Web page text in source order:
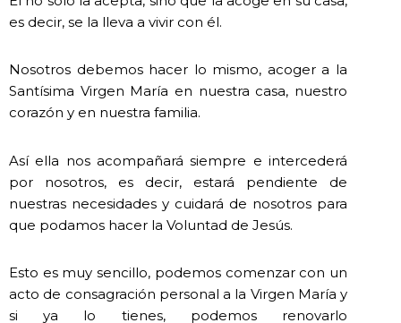
es decir, se la lleva a vivir con él.
Nosotros debemos hacer lo mismo, acoger a la
Santísima Virgen María en nuestra casa, nuestro
corazón y en nuestra familia.
Así ella nos acompañará siempre e intercederá
por nosotros, es decir, estará pendiente de
nuestras necesidades y cuidará de nosotros para
que podamos hacer la Voluntad de Jesús.
Esto es muy sencillo, podemos comenzar con un
acto de consagración personal a la Virgen María y
si ya lo tienes, podemos renovarlo